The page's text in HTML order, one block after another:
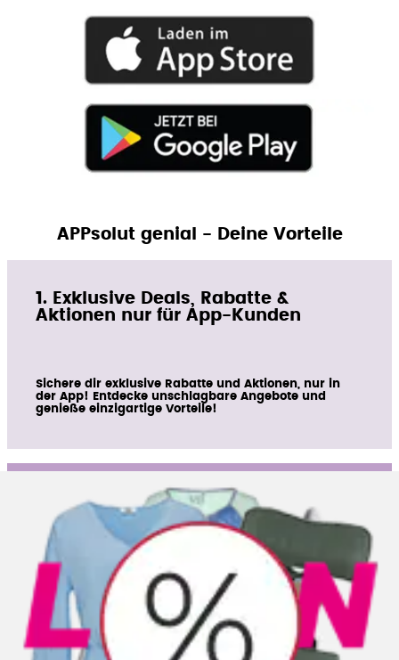
APPsolut genial - Deine Vorteile
1. Exklusive Deals, Rabatte &
Aktionen nur für App-Kunden
Sichere dir exklusive Rabatte und Aktionen, nur in
der App! Entdecke unschlagbare Angebote und
genieße einzigartige Vorteile!
2. Push-Benachrichtigungen!
Damit du immer über alle Deals & Aktionen
informiert bist, benachrichtigen wir dich persönlich
per Push-Benachrichtigung. Erhalte exklusive
Rabatte, aktuelle Aktionen sowie
Versandbestätigungen und sogar Geburtstagspush-
Nachrichten direkt auf dein Smartphone.